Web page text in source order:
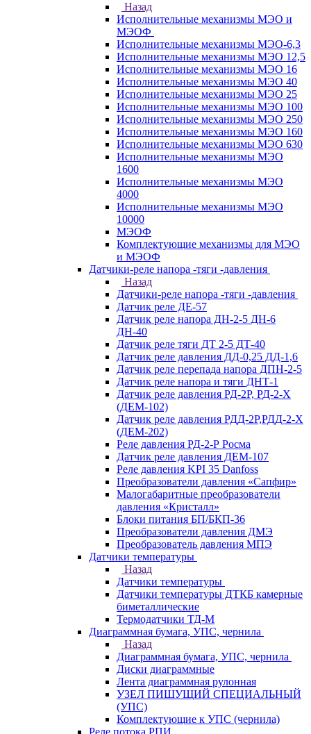
Назад
Исполнительные механизмы МЭО и
МЭОФ
Исполнительные механизмы МЭО-6,3
Исполнительные механизмы МЭО 12,5
Исполнительные механизмы МЭО 16
Исполнительные механизмы МЭО 40
Исполнительные механизмы МЭО 25
Исполнительные механизмы МЭО 100
Исполнительные механизмы МЭО 250
Исполнительные механизмы МЭО 160
Исполнительные механизмы МЭО 630
Исполнительные механизмы МЭО
1600
Исполнительные механизмы МЭО
4000
Исполнительные механизмы МЭО
10000
МЭОФ
Комплектующие механизмы для МЭО
и МЭОФ
Датчики-реле напора -тяги -давления
Назад
Датчики-реле напора -тяги -давления
Датчик реле ДЕ-57
Датчик реле напора ДН-2-5 ДН-6
ДН-40
Датчик реле тяги ДТ 2-5 ДТ-40
Датчик реле давления ДД-0,25 ДД-1,6
Датчик реле перепада напора ДПН-2-5
Датчик реле напора и тяги ДНТ-1
Датчик реле давления РД-2Р, РД-2-Х
(ДЕМ-102)
Датчик реле давления РДД-2Р,РДД-2-Х
(ДЕМ-202)
Реле давления РД-2-Р Росма
Датчик реле давления ДЕМ-107
Реле давления KPI 35 Danfoss
Преобразователи давления «Сапфир»
Малогабаритные преобразователи
давления «Кристалл»
Блоки питания БП/БКП-36
Преобразователи давления ДМЭ
Преобразователь давления МПЭ
Датчики температуры
Назад
Датчики температуры
Датчики температуры ДТКБ камерные
биметаллические
Термодатчики ТД-М
Диаграммная бумага, УПС, чернила
Назад
Диаграммная бумага, УПС, чернила
Диски диаграммные
Лента диаграммная рулонная
УЗЕЛ ПИШУЩИЙ СПЕЦИАЛЬНЫЙ
(УПС)
Комплектующие к УПС (чернила)
Реле потока РПИ